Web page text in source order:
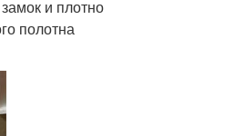
и плотно
полотна